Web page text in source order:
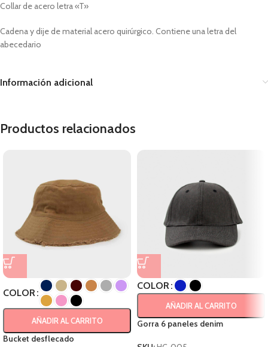
Collar de acero letra «T»
Cadena y dije de material acero quirúrgico. Contiene una letra del
abecedario
Información adicional
Productos relacionados
COLOR
AÑADIR AL CARRITO
Bucket desflecado
COLOR
AÑADIR AL CARRITO
Gorra 6 paneles denim